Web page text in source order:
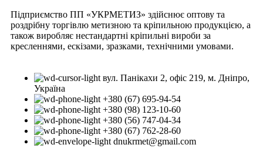
Підприємство ПП «УКРМЕТИЗ» здійснює оптову та
роздрібну торгівлю метизною та кріпильною продукцією, а
також виробляє нестандартні кріпильні вироби за
кресленнями, ескізами, зразками, технічними умовами.
вул. Панікахи 2, офіс 219, м. Дніпро,
Україна
+380 (67) 695-94-54
+380 (98) 123-10-60
+380 (56) 747-04-34
+380 (67) 762-28-60
dnukrmet@gmail.com